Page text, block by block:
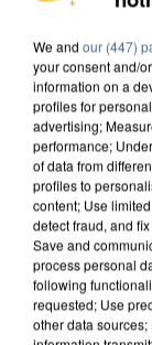
DE
We and our (447)
your consent and/
information on a
profiles for
advertising;
performance;
of data from
profiles to
content; Use
detect fraud, and
Save and
process personal
following
requested; Use
other data